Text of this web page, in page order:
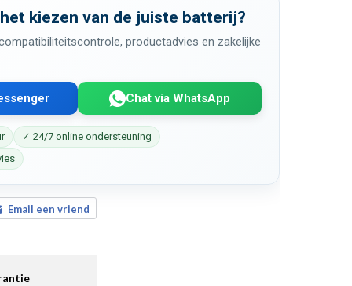
kiezen van de juiste batterij?
productadvies en zakelijke
Chat via WhatsApp
✓ 24/7 online ondersteuning
Email een vriend